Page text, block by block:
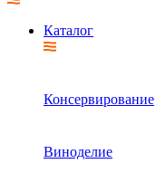
Каталог
Консервирование
Виноделие